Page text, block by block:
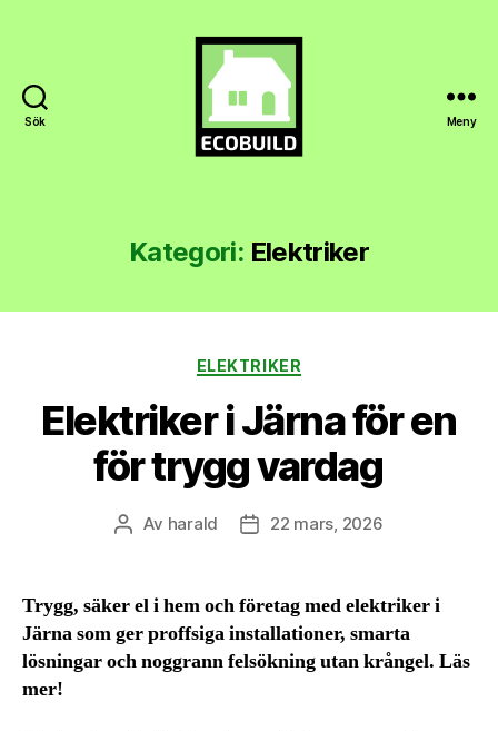
Sök Meny
Kategori: Elektriker
Kategorier
ELEKTRIKER
Elektriker i Järna för en
för trygg vardag
Inläggsförfattare
Av harald Inläggsdatum
22 mars, 2026
Trygg, säker el i hem och företag med elektriker i
Järna som ger proffsiga installationer, smarta
lösningar och noggrann felsökning utan krångel. Läs
mer!